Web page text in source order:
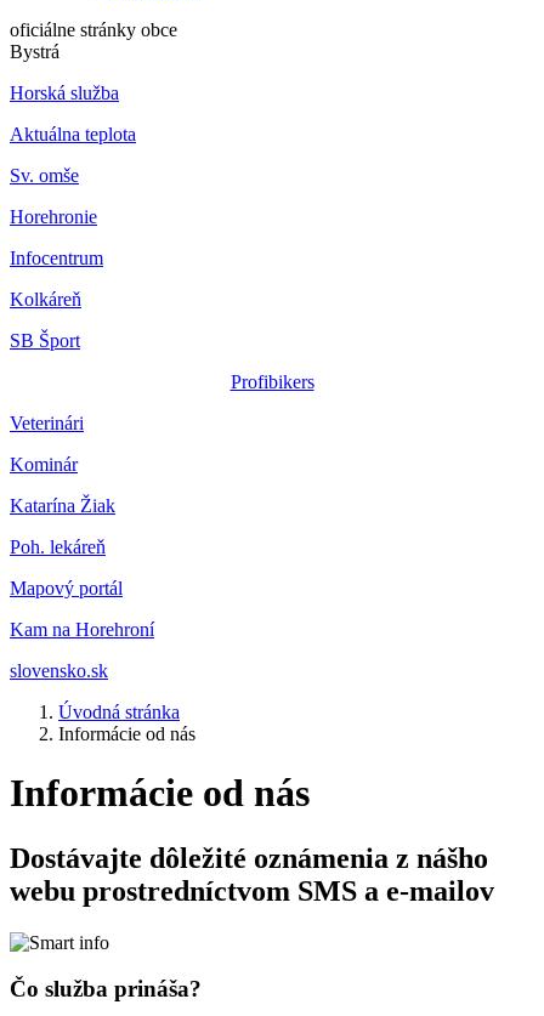
oficiálne stránky obce
Bystrá
Horská služba
Aktuálna teplota
Sv. omše
Horehronie
Infocentrum
Kolkáreň
SB Šport
Profibikers
Veterinári
Kominár
Katarína Žiak
Poh. lekáreň
Mapový portál
Kam na Horehroní
slovensko.sk
Úvodná stránka
Informácie od nás
Informácie od nás
Dostávajte dôležité oznámenia z nášho
webu prostredníctvom SMS a e-mailov
Čo služba prináša?